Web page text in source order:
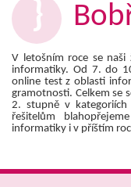
V letošním roce se naši
informatiky. Od 7. do
online test z oblasti
gramotnosti. Celkem se
2. stupně v kategoriích
řešitelům
informatiky i v příštím